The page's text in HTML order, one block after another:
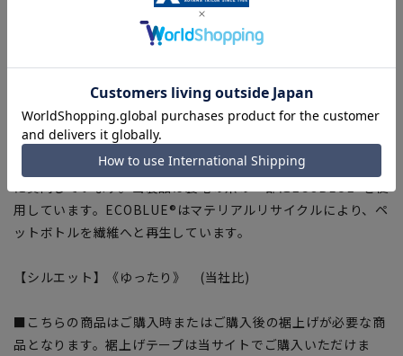
家庭用洗濯機で洗濯ネットに入れて洗っていただけます。
ウエストサイズの実寸からプラス約3cm、マイナス約3cmスラ
イドするアジャスターを採用。軽くてスムーズに可動し、ウエ
ストを楽に調整できます。
■Plastics Smart
この商品はリサイクル原料を使用し、プラスチック・スマート
用しています。ECOBLUE®はマテリアルリサイクルにより、ペ
ットボトルを繊維へと再生しています。
【シルエット】《ゆったり》 (当社比)
■こちらの商品はご購入時またはご購入後の裾上げが必要な商
品となります。裾上げテープは当サイトでご購入いただけま